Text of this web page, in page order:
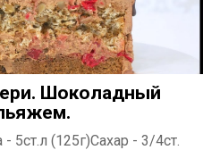
Шоколадный
(125г)Сахар - 3/4ст.